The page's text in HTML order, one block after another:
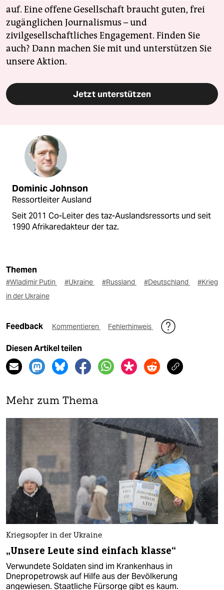
auf. Eine offene Gesellschaft braucht guten, frei
zugänglichen Journalismus – und
zivilgesellschaftliches Engagement. Finden Sie
auch? Dann machen Sie mit und unterstützen Sie
unsere Aktion.
Jetzt unterstützen
Dominic Johnson
Ressortleiter Ausland
Seit 2011 Co-Leiter des taz-Auslandsressorts und seit
1990 Afrikaredakteur der taz.
Themen
#Wladimir Putin #Ukraine #Russland #Deutschland
#Krieg
in der Ukraine
Feedback Kommentieren Fehlerhinweis
Diesen Artikel teilen
Mehr zum Thema
Kriegsopfer in der Ukraine
„Unsere Leute sind einfach klasse“
Verwundete Soldaten sind im Krankenhaus in
Dnepropetrowsk auf Hilfe aus der Bevölkerung
angewiesen. Staatliche Fürsorge gibt es kaum.